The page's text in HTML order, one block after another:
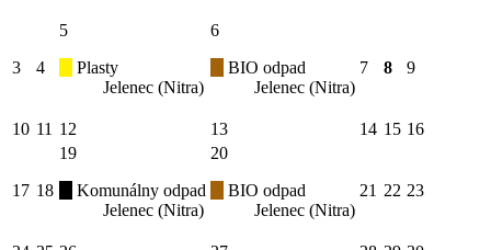
3 4
5
Plasty
Jelenec (Nitra)
6
BIO odpad
Jelenec (Nitra)
7 8 9
10 11 12 13 14 15 16
17 18
19
Komunálny odpad
Jelenec (Nitra)
20
BIO odpad
Jelenec (Nitra)
21 22 23